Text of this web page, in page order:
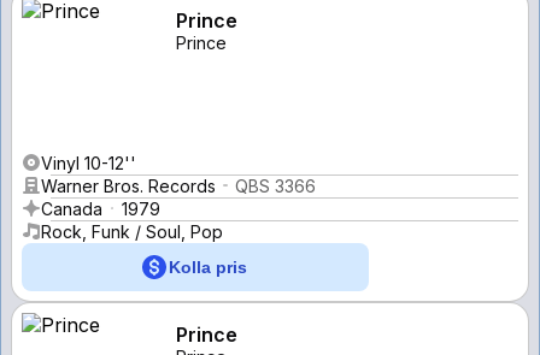
Prince
Prince
Vinyl 10-12''
Warner Bros. Records
QBS 3366
Canada
1979
Rock, Funk / Soul, Pop
Kolla pris
Prince